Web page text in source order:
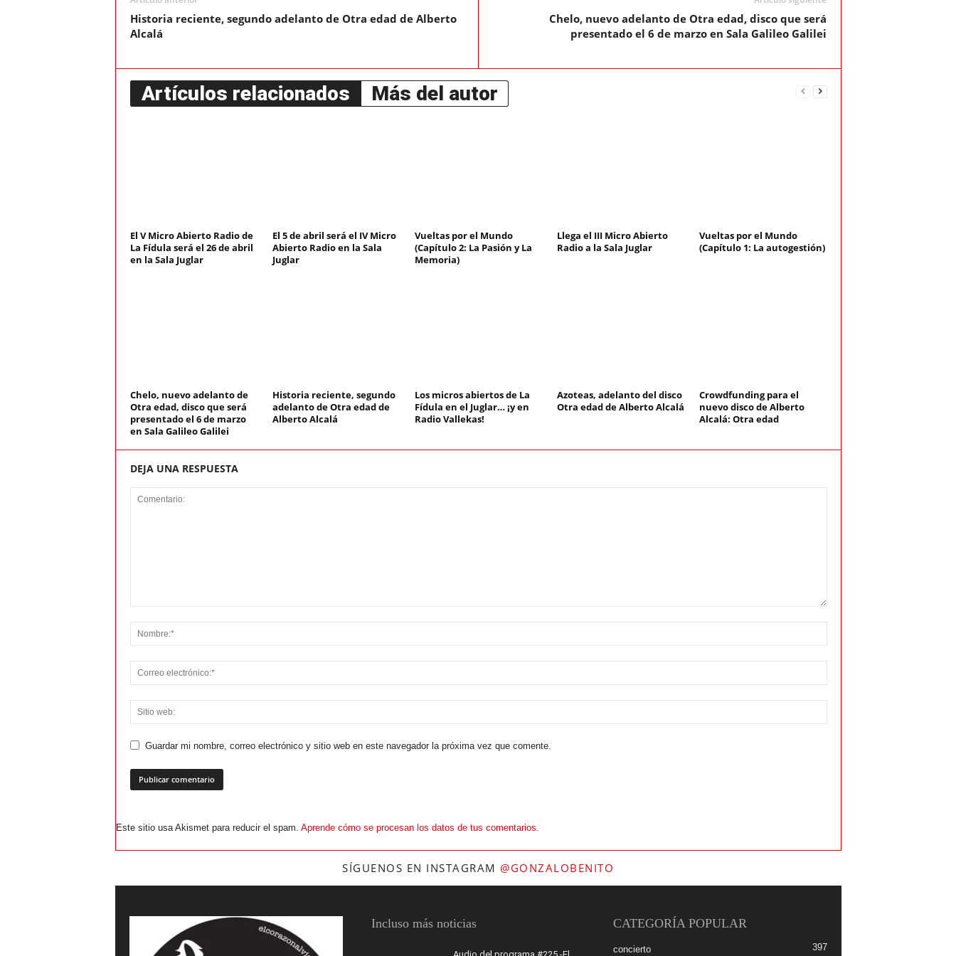
Historia reciente, segundo adelanto de Otra edad de Alberto
Alcalá
Chelo, nuevo adelanto de Otra edad, disco que será
presentado el 6 de marzo en Sala Galileo Galilei
Artículos relacionados Más del autor
El V Micro Abierto Radio de
La Fídula será el 26 de abril
en la Sala Juglar
El 5 de abril será el IV Micro
Abierto Radio en la Sala
Juglar
Vueltas por el Mundo
(Capítulo 2: La Pasión y La
Memoria)
Llega el III Micro Abierto
Radio a la Sala Juglar
Vueltas por el Mundo
(Capítulo 1: La autogestión)
Chelo, nuevo adelanto de
Otra edad, disco que será
presentado el 6 de marzo
en Sala Galileo Galilei
Historia reciente, segundo
adelanto de Otra edad de
Alberto Alcalá
Los micros abiertos de La
Fídula en el Juglar… ¡y en
Radio Vallekas!
Azoteas, adelanto del disco
Otra edad de Alberto Alcalá
Crowdfunding para el
nuevo disco de Alberto
Alcalá: Otra edad
DEJA UNA RESPUESTA
Guardar mi nombre, correo electrónico y sitio web en este navegador la próxima vez que comente.
Este sitio usa Akismet para reducir el spam. Aprende cómo se procesan los datos de tus comentarios.
SÍGUENOS EN INSTAGRAM @GONZALOBENITO
Incluso más noticias CATEGORÍA POPULAR
concierto 397